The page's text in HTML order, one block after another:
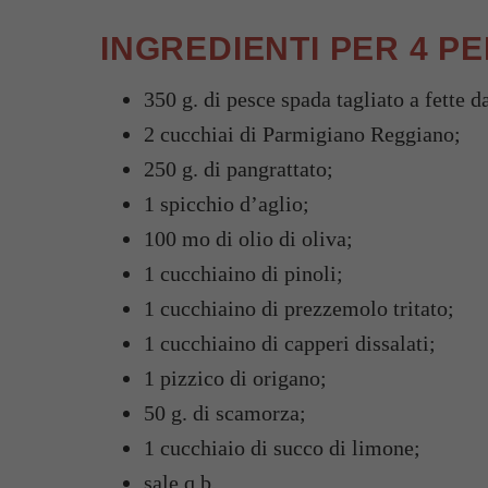
INGREDIENTI PER 4
350 g. di pesce spada tagliato a fette
2 cucchiai di Parmigiano Reggiano;
250 g. di pangrattato;
1 spicchio d’aglio;
100 mo di olio di oliva;
1 cucchiaino di pinoli;
1 cucchiaino di prezzemolo tritato;
1 cucchiaino di capperi dissalati;
1 pizzico di origano;
50 g. di scamorza;
1 cucchiaio di succo di limone;
sale q.b.